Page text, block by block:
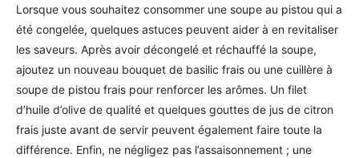
Lorsque vous souhaitez consommer une soupe au pistou qui a
été congelée, quelques astuces peuvent aider à en revitaliser
les saveurs. Après avoir décongelé et réchauffé la soupe,
ajoutez un nouveau bouquet de basilic frais ou une cuillère à
soupe de pistou frais pour renforcer les arômes. Un filet
d’huile d’olive de qualité et quelques gouttes de jus de citron
frais juste avant de servir peuvent également faire toute la
différence. Enfin, ne négligez pas l’assaisonnement ; une